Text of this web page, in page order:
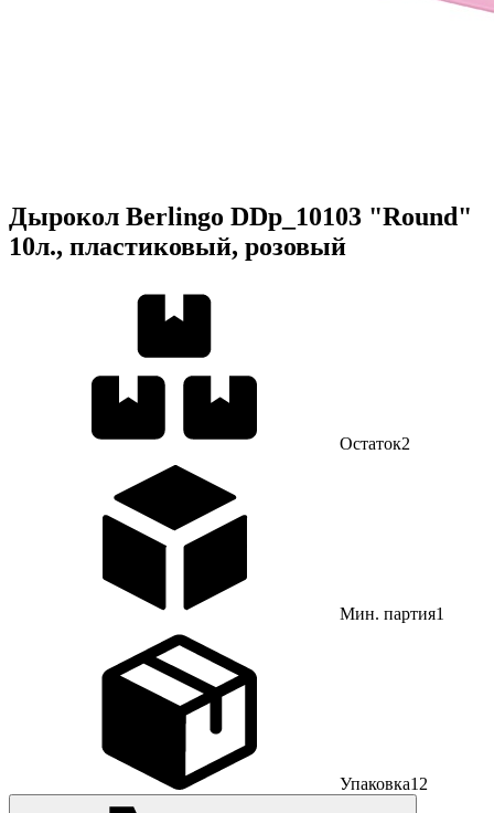
Дырокол Berlingo DDp_10103 "Round"
10л., пластиковый, розовый
Остаток2
Мин. партия1
Упаковка12